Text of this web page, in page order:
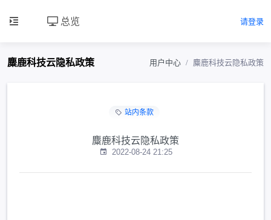
总览 请登录
麋鹿科技云隐私政策 用户中心 麋鹿科技云隐私政策
站内条款
麋鹿科技云隐私政策
2022-08-24 21:25